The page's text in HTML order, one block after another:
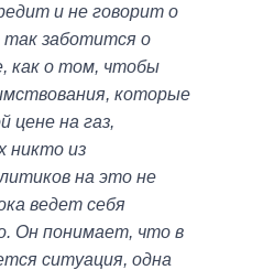
и не говорит о
заботится о
как о том, чтобы
которые
цене на газ,
никто из
на это не
ведет себя
Он понимает, что в
ситуация, одна